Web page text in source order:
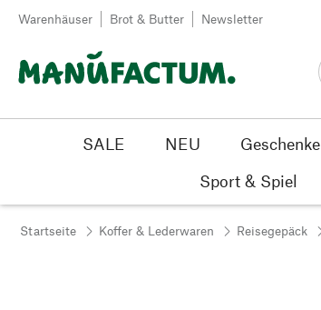
Zum Inhalt springen
Warenhäuser Brot & Butter Newsletter
SALE NEU Geschenke
Sport & Spiel
Startseite Koffer & Lederwaren Reisegepäck